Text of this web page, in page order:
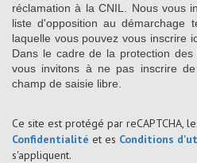
réclamation à la CNIL. Nous vous
liste d'opposition au démarchage
laquelle vous pouvez vous inscrire
Dans le cadre de la protection des
vous invitons à ne pas inscrire
champ de saisie libre.
Ce site est protégé par reCAPTCHA,
Confidentialité et es Conditions
s'appliquent.